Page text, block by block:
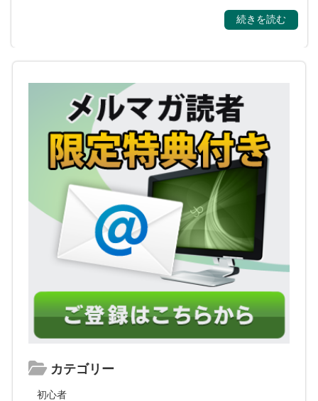
続きを読む
カテゴリー
初心者